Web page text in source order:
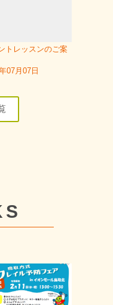
トレッスンのご案
07月07日